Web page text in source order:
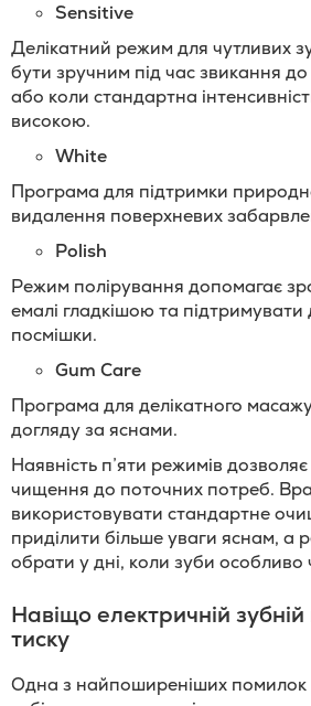
Sensitive
Делікатний режим для чутливих
бути зручним під час звикання до
або коли стандартна
високою.
White
Програма для підтримки
видалення поверхневих
Polish
Режим полірування допомагає
емалі гладкішою та підтримувати
посмішки.
Gum Care
Програма для делікатного
догляду за яснами.
Наявність п’яти режимів
чищення до поточних потреб.
використовувати стандартне
приділити більше уваги яснам, а
обрати у дні, коли зуби особливо
Навіщо електричній зубній
тиску
Одна з найпоширеніших помилок